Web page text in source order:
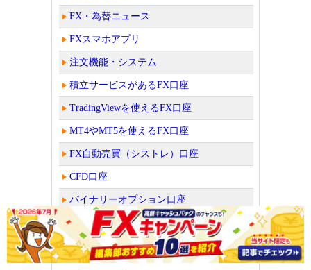
FX・為替ニュース
FXスマホアプリ
注文機能・システム
積立サービスがあるFX口座
TradingViewを使えるFX口座
MT4やMT5を使えるFX口座
FX自動売買（シストレ）口座
CFD口座
バイナリーオプション口座
読者が選んだFX口座人気ランキング！
ビットコイン取引所・販売所を比較